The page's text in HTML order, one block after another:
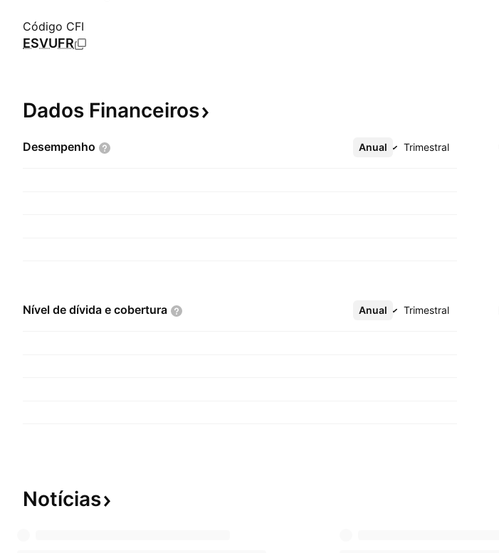
Código CFI
ESVUFR
Dados Financeiros
Desempenho Anual Trimestral
Mais
Nível de dívida e cobertura Anual Trimestral
Mais
Notícias